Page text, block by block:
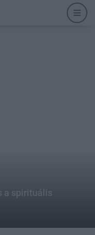
a spirituális